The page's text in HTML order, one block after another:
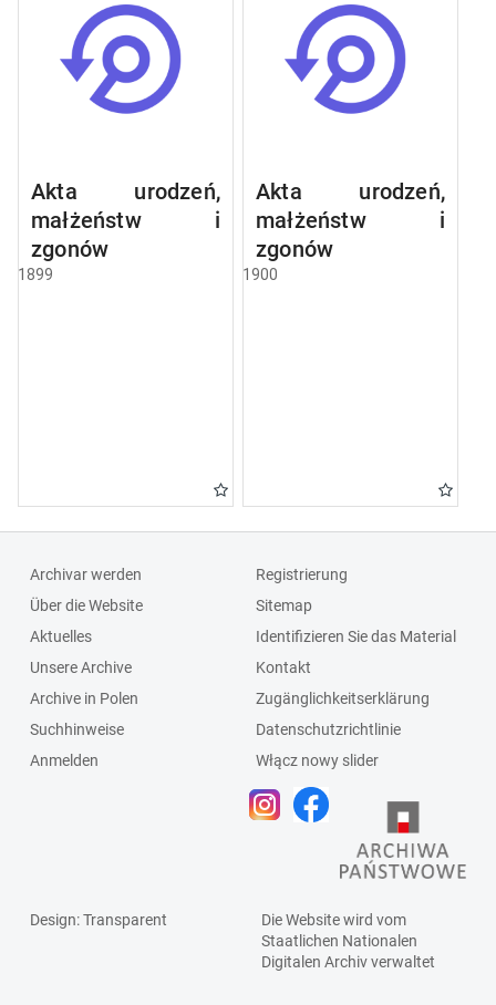
Akta urodzeń,
małżeństw i
zgonów
1899
Akta urodzeń,
małżeństw i
zgonów
1900
Archivar werden
Über die Website
Aktuelles
Unsere Archive
Archive in Polen
Suchhinweise
Anmelden
Registrierung
Sitemap
Identifizieren Sie das Material
Kontakt
Zugänglichkeitserklärung
Datenschutzrichtlinie
Włącz nowy slider
Design: Transparent
Die Website wird vom
Staatlichen Nationalen
Digitalen Archivverwaltet